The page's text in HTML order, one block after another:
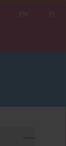
PL
EN